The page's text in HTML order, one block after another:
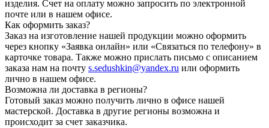
изделия. Счет на оплату можно запросить по электронной
почте или в нашем офисе.
Как оформить заказ?
Заказ на изготовление нашей продукции можно оформить
через кнопку «Заявка онлайн» или «Связаться по телефону» в
карточке товара. Также можно прислать письмо с описанием
заказа нам на почту s.sedushkin@yandex.ru или оформить
лично в нашем офисе.
Возможна ли доставка в регионы?
Готовый заказ можно получить лично в офисе нашей
мастерской. Доставка в другие регионы возможна и
происходит за счет заказчика.